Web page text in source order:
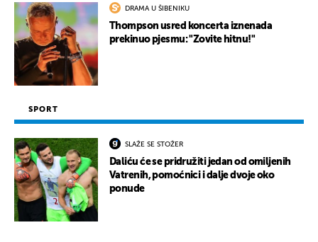
DRAMA U ŠIBENIKU
Thompson usred koncerta iznenada
prekinuo pjesmu: "Zovite hitnu!"
SPORT
SLAŽE SE STOŽER
Daliću će se pridružiti jedan od omiljenih
Vatrenih, pomoćnici i dalje dvoje oko
ponude